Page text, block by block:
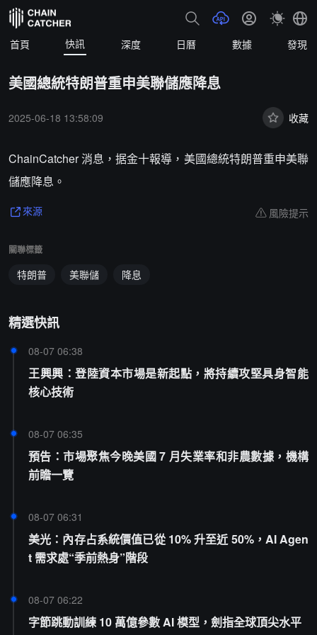
首頁 快訊 深度 日曆 數據 發現
美國總統特朗普重申美聯儲應降息
2025-06-18 13:58:09 收藏
ChainCatcher 消息，据金十報導，美國總統特朗普重申美聯
儲應降息。
來源 風險提示
關聯標籤
特朗普 美聯儲 降息
精選快訊
08-07 06:38
王興興：登陸資本市場是新起點，將持續攻堅具身智能
核心技術
08-07 06:35
預告：市場聚焦今晚美國 7 月失業率和非農數據，機構
前瞻一覽
08-07 06:31
美光：內存占系統價值已從 10% 升至近 50%，AI Agen
t 需求處“季前熱身”階段
08-07 06:22
字節跳動訓練 10 萬億參數 AI 模型，劍指全球頂尖水平